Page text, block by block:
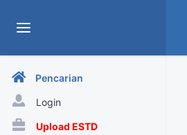
Pencarian
Login
Upload ESTD